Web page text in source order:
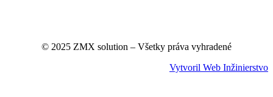
© 2025 ZMX solution – Všetky práva vyhradené
Vytvoril Web Inžinierstvo